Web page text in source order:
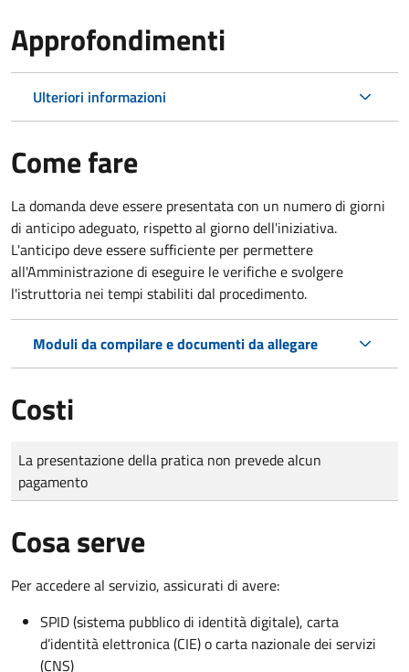
Approfondimenti
Ulteriori informazioni
Come fare
La domanda deve essere presentatacon un numero di giorni
di anticipo adeguato, rispetto al giorno dell'iniziativa.
L'anticipo deve essere sufficiente per permettere
all'Amministrazione di eseguire le verifiche e svolgere
l'istruttoria nei tempi stabiliti dal procedimento.
Moduli da compilare e documenti da allegare
Costi
Tipo di pagamento
Importo
La presentazione della pratica non prevede alcun
pagamento
Cosa serve
Per accedere al servizio, assicurati di avere:
SPID (sistema pubblico di identità digitale), carta
d’identità elettronica (CIE) o carta nazionale dei servizi
(CNS)